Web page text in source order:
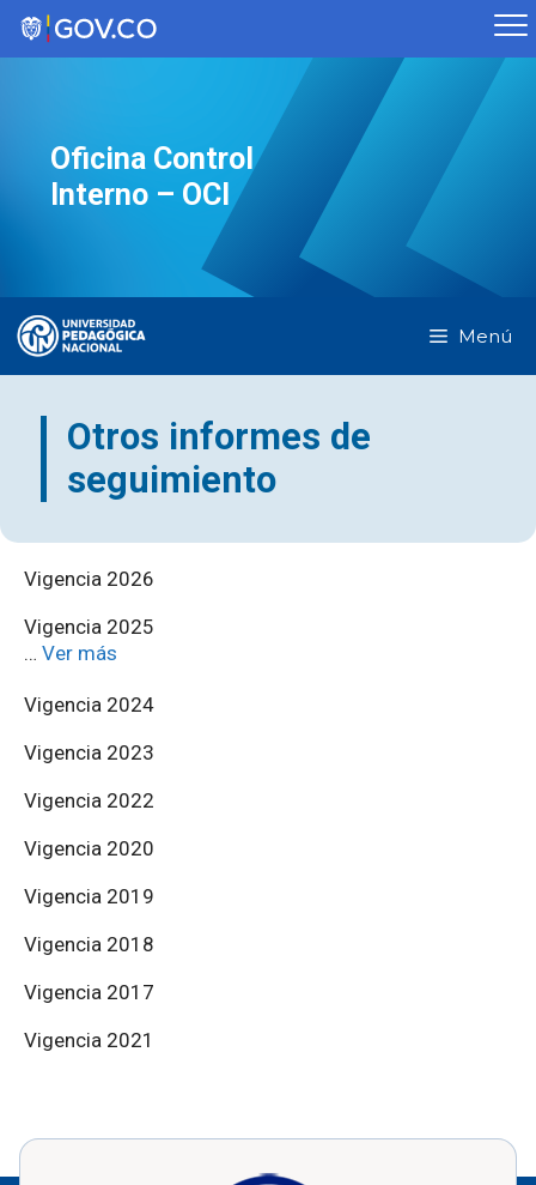
Saltar
Oficina Control
Interno – OCI
Menú
Otros informes de
seguimiento
Vigencia 2026
Vigencia 2025
… Ver más
Vigencia 2024
Vigencia 2023
Vigencia 2022
Vigencia 2020
Vigencia 2019
Vigencia 2018
Vigencia 2017
Vigencia 2021